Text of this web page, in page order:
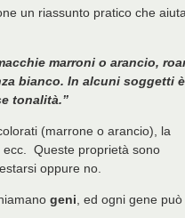
un riassunto pratico che
marroni o arancio,
bianco. In alcuni soggetti è
tonalità.”
(marrone o arancio), la
ecc. Queste proprietà sono
oppure no.
geni , ed ogni gene può